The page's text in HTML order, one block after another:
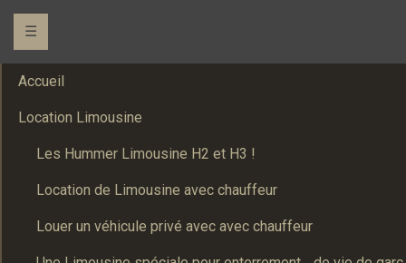
☰
Accueil
Location Limousine
Les Hummer Limousine H2 et H3 !
Location de Limousine avec chauffeur
Louer un véhicule privé avec avec chauffeur